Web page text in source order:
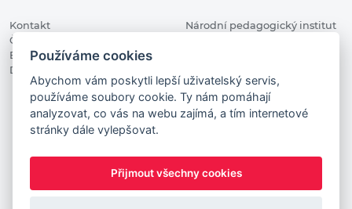
Kontakt
Členské organizace
Blog
Digitalizace ve vzdělávání
Národní pedagogický institut
DigiKoalice 2021. All rights reserved
Vstup do administrace
This project has received funding from the European
Commission Innovation and Networks Executive Agency (now
Používáme cookies
Abychom vám poskytli lepší uživatelský servis,
používáme soubory cookie. Ty nám pomáhají
analyzovat, co vás na webu zajímá, a tím internetové
stránky dále vylepšovat.
Přijmout všechny cookies